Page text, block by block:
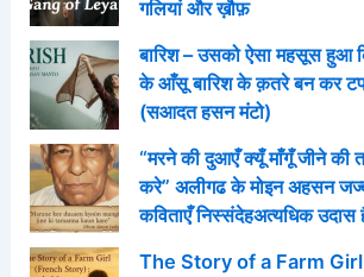
गलियां और ख़ौफ़
बारिश – उसको ऐसा महसूस हुआ
के आँसू बारिश के क़तरे बन कर
(सआदत हसन मंटो)
“मरने की दुआएँ क्यूँ माँगूँ जीने की
करे” अलीगढ के मोइन अहसन
कविताएँ निस्संदेहअत्यधिक उदास
The Story of a Farm